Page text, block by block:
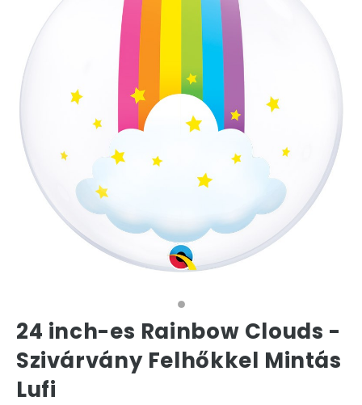
24 inch-es Rainbow Clouds -
Szivárvány Felhőkkel Mintás
Lufi